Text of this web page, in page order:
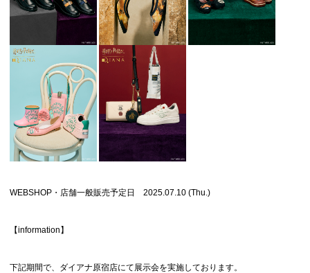
WEBSHOP・店舗一般販売予定日 2025.07.10 (Thu.)
【information】
下記期間で、ダイアナ原宿店にて展示会を実施しております。